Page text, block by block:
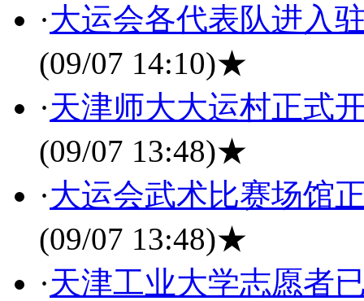
·大运会各代表队进入
(09/07 14:10)★
·天津师大大运村正式
(09/07 13:48)★
·大运会武术比赛场馆
(09/07 13:48)★
·天津工业大学志愿者